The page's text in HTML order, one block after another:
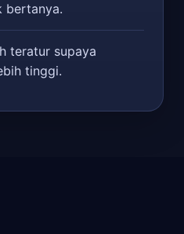
bertanya.
teratur supaya
tinggi.